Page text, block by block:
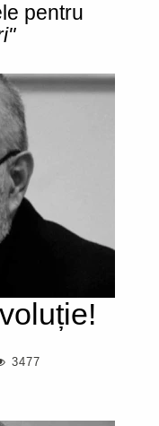
pentru
3477